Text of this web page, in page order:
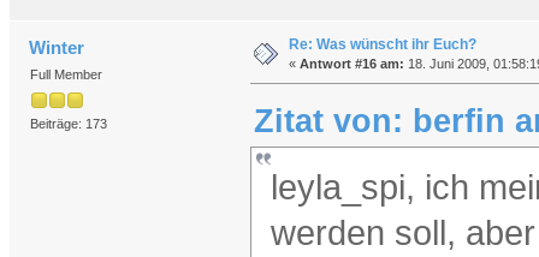
Winter
Full Member
Beiträge: 173
Re: Was wünscht ihr Euch?
« Antwort #16 am: 18. Juni 2009,
Zitat von: berfin
leyla_spi, ich
werden soll,